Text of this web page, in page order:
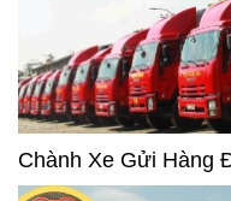
Chành Xe Gửi Hàng